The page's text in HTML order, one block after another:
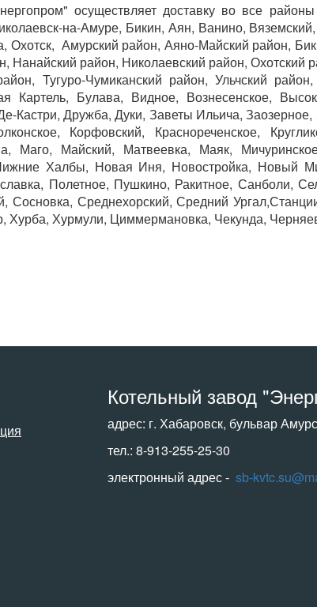
осуществляет доставку во все
на-Амуре, Бикин, Аян, Ванино,
Охотск, Амурский район, Аяно-Майский район,
Нанайский район, Николаевский район,
Тугуро-Чумиканский район, Ульчский
Картель, Булава, Видное, Вознесенское,
Кастри, Дружба, Дуки, Заветы Ильича,
Корфовский, Краснореченское,
Маго, Майский, Матвеевка, Маяк,
Халбы, Новая Иня, Новостройка, Новый
Полетное, Пушкино, Ракитное, Санболи,
Среднехорский, Средний
Хурба, Хурмули, Циммермановка, Чекунда,
Котельный завод
адрес: г. Хабаровск, бульвар
тел.: 8-913-255-25-30
электронный адрес - sb-